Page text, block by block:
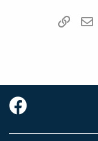
WhatsAppדואר אלקטרוני